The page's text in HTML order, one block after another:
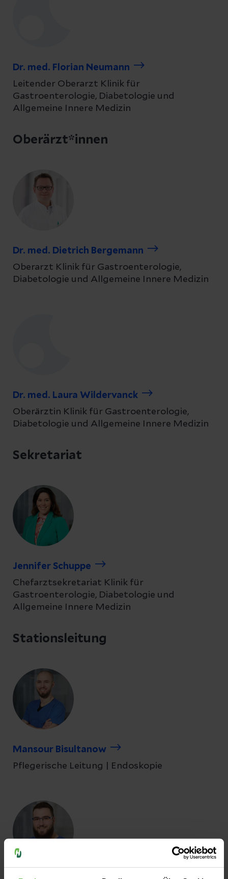
Dr. med. Florian Neumann
Leitender Oberarzt Klinik für
Gastroenterologie, Diabetologie und
Allgemeine Innere Medizin
Oberärzt*innen
Dr. med. Dietrich Bergemann
Oberarzt Klinik für Gastroenterologie,
Diabetologie und Allgemeine Innere Medizin
Dr. med. Laura Wildervanck
Oberärztin Klinik für Gastroenterologie,
Diabetologie und Allgemeine Innere Medizin
Sekretariat
Jennifer Schuppe
Chefarztsekretariat Klinik für
Gastroenterologie, Diabetologie und
Allgemeine Innere Medizin
Stationsleitung
Mansour Bisultanow
Pflegerische Leitung | Endoskopie